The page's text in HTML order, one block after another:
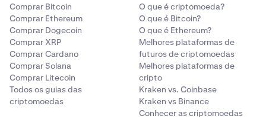
Comprar Bitcoin
Comprar Ethereum
Comprar Dogecoin
Comprar XRP
Comprar Cardano
Comprar Solana
Comprar Litecoin
Todos os guias das
criptomoedas
O que é criptomoeda?
O que é Bitcoin?
O que é Ethereum?
Melhores plataformas de
futuros de criptomoedas
Melhores plataformas de
cripto
Kraken vs. Coinbase
Kraken vs Binance
Conhecer as criptomoedas